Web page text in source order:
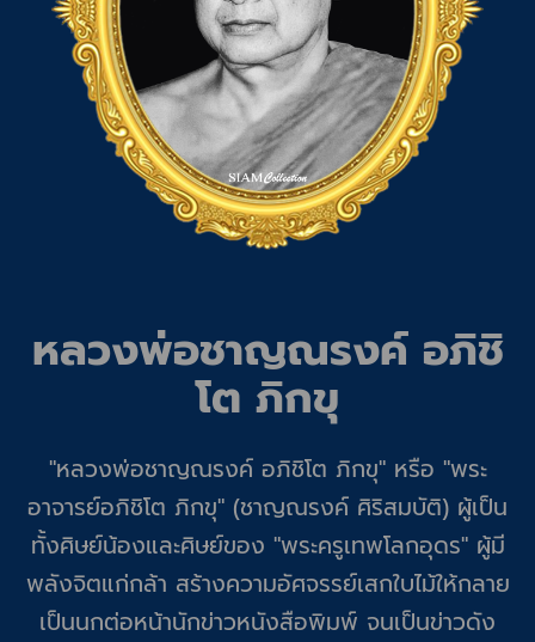
หลวงพ่อชาญณรงค์ อภิชิ
โต ภิกขุ
"หลวงพ่อชาญณรงค์ อภิชิโต ภิกขุ" หรือ "พระ
อาจารย์อภิชิโต ภิกขุ" (ชาญณรงค์ ศิริสมบัติ) ผู้เป็น
ทั้งศิษย์น้องและศิษย์ของ "พระครูเทพโลกอุดร" ผู้มี
พลังจิตแก่กล้า สร้างความอัศจรรย์เสกใบไม้ให้กลาย
เป็นนกต่อหน้านักข่าวหนังสือพิมพ์ จนเป็นข่าวดัง